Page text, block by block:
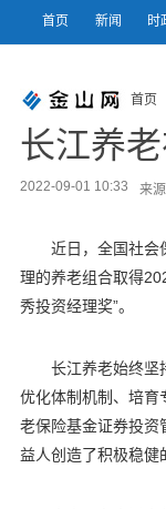
首页 新闻 时
首页
长江养
2022-09-01 10:33 来
近日，全国社会
理的养老组合取得
秀投资经理奖”。
长江养老始终坚
优化体制机制、培育
老保险基金证券投资
益人创造了积极稳健